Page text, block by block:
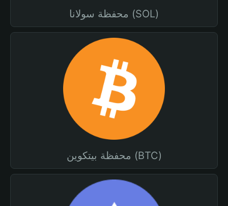
محفظة سولانا (SOL)
محفظة بيتكوين (BTC)